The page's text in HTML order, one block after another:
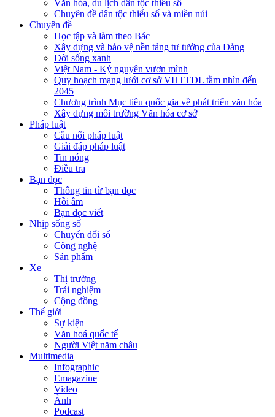
Văn hóa, du lịch dân tộc thiểu số
Chuyên đề dân tộc thiểu số và miền núi
Chuyên đề
Học tập và làm theo Bác
Xây dựng và bảo vệ nền tảng tư tưởng của Đảng
Đời sống xanh
Việt Nam - Kỷ nguyên vươn mình
Quy hoạch mạng lưới cơ sở VHTTDL tầm nhìn đến
2045
Chương trình Mục tiêu quốc gia về phát triển văn hóa
Xây dựng môi trường Văn hóa cơ sở
Pháp luật
Cầu nối pháp luật
Giải đáp pháp luật
Tin nóng
Điều tra
Bạn đọc
Thông tin từ bạn đọc
Hồi âm
Bạn đọc viết
Nhịp sống số
Chuyển đổi số
Công nghệ
Sản phẩm
Xe
Thị trường
Trải nghiệm
Cộng đồng
Thế giới
Sự kiện
Văn hoá quốc tế
Người Việt năm châu
Multimedia
Infographic
Emagazine
Video
Ảnh
Podcast